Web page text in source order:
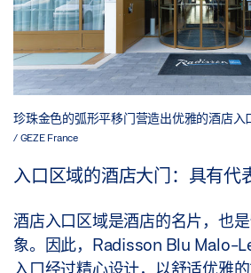
珍珠金色的弧形平移门营造出优雅的酒店入
/ GEZE France
入口区域的酒店大门：具有代
酒店入口区域是酒店的名片，也
象。因此，Radisson Blu Malo-
入口经过精心设计，以舒适优雅